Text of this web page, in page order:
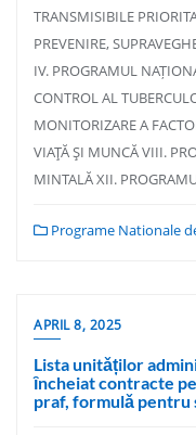
TRANSMISIBILE
PREVENIRE,
IV. PROGRAMUL
CONTROL AL
MONITORIZARE A
VIAŢĂ ŞI MUNCĂ VIII.
MINTALĂ XII.
Programe Nationale
APRIL 8, 2025
Lista unitǎților
ȋncheiat contracte
praf, formulǎ pentru